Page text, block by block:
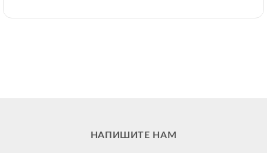
НАПИШИТЕ НАМ